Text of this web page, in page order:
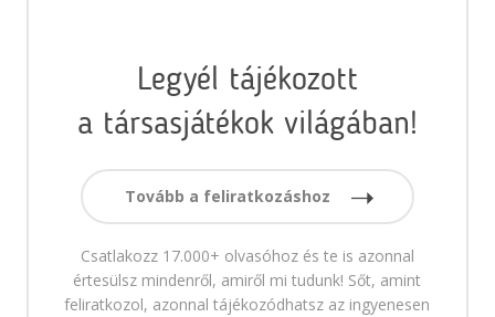
Legyél tájékozott
a társasjátékok világában!
Tovább a feliratkozáshoz
Csatlakozz 17.000+ olvasóhoz és te is azonnal
értesülsz mindenről, amiről mi tudunk! Sőt, amint
feliratkozol, azonnal tájékozódhatsz az ingyenesen